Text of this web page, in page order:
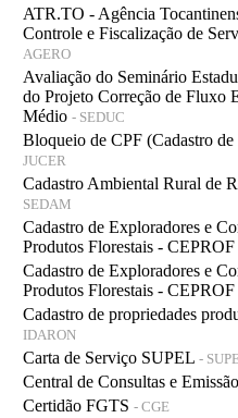
ATR.TO - Agência
Controle e Fiscalização de
AGERO
Avaliação do Seminário
do Projeto Correção de Fluxo
Médio - SEDUC
Bloqueio de CPF (Cadastro de
JUCER
Cadastro Ambiental Rural de
SEDAM
Cadastro de Exploradores e
Produtos Florestais - CEPROF
Cadastro de Exploradores e
Produtos Florestais - CEPROF
Cadastro de propriedades
IDARON
Carta de Serviço SUPEL -
Central de Consultas e
Certidão FGTS - CGE